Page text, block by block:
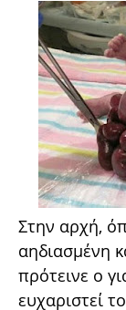
Στην αρχή,
αηδιασμένη
πρότεινε ο
ευχαριστεί